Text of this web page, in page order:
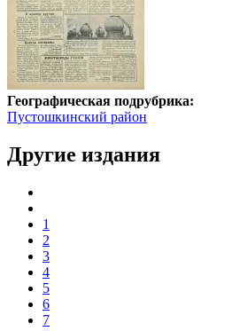
Географическая подрубрика:
Пустошкинский район
Другие издания
1
2
3
4
5
6
7